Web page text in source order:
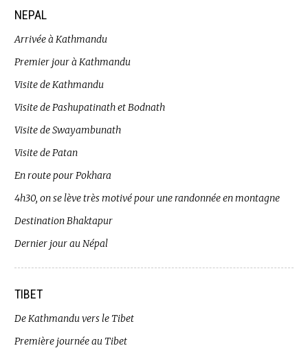
NEPAL
Arrivée à Kathmandu
Premier jour à Kathmandu
Visite de Kathmandu
Visite de Pashupatinath et Bodnath
Visite de Swayambunath
Visite de Patan
En route pour Pokhara
4h30, on se lève très motivé pour une randonnée en montagne
Destination Bhaktapur
Dernier jour au Népal
TIBET
De Kathmandu vers le Tibet
Première journée au Tibet